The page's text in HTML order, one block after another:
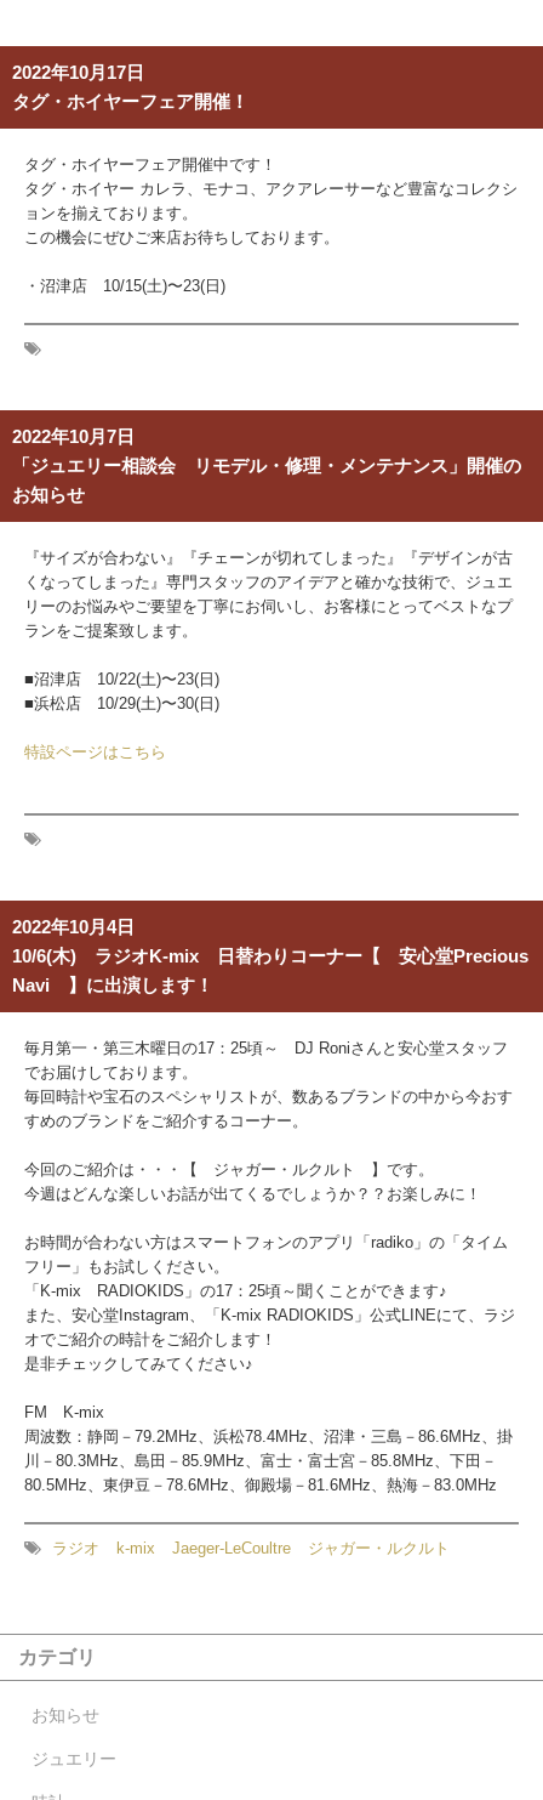
2022年10月17日
タグ・ホイヤーフェア開催！
タグ・ホイヤーフェア開催中です！
タグ・ホイヤー カレラ、モナコ、アクアレーサーなど豊富なコレクシ
ョンを揃えております。
この機会にぜひご来店お待ちしております。
・沼津店 10/15(土)〜23(日)
2022年10月7日
「ジュエリー相談会 リモデル・修理・メンテナンス」開催の
お知らせ
『サイズが合わない』『チェーンが切れてしまった』『デザインが古
くなってしまった』専門スタッフのアイデアと確かな技術で、ジュエ
リーのお悩みやご要望を丁寧にお伺いし、お客様にとってベストなプ
ランをご提案致します。
■沼津店 10/22(土)〜23(日)
■浜松店 10/29(土)〜30(日)
特設ページはこちら
2022年10月4日
10/6(木) ラジオK-mix 日替わりコーナー【 安心堂Precious
Navi 】に出演します！
毎月第一・第三木曜日の17：25頃～ DJ Roniさんと安心堂スタッフ
でお届けしております。
毎回時計や宝石のスペシャリストが、数あるブランドの中から今おす
すめのブランドをご紹介するコーナー。
今回のご紹介は・・・【 ジャガー・ルクルト 】です。
今週はどんな楽しいお話が出てくるでしょうか？？お楽しみに！
お時間が合わない方はスマートフォンのアプリ「radiko」の「タイム
フリー」もお試しください。
「K-mix RADIOKIDS」の17：25頃～聞くことができます♪
また、安心堂Instagram、「K-mix RADIOKIDS」公式LINEにて、ラジ
オでご紹介の時計をご紹介します！
是非チェックしてみてください♪
FM K-mix
周波数：静岡－79.2MHz、浜松78.4MHz、沼津・三島－86.6MHz、掛
川－80.3MHz、島田－85.9MHz、富士・富士宮－85.8MHz、下田－
80.5MHz、東伊豆－78.6MHz、御殿場－81.6MHz、熱海－83.0MHz
ラジオ k-mix Jaeger-LeCoultre ジャガー・ルクルト
カテゴリ
お知らせ
ジュエリー